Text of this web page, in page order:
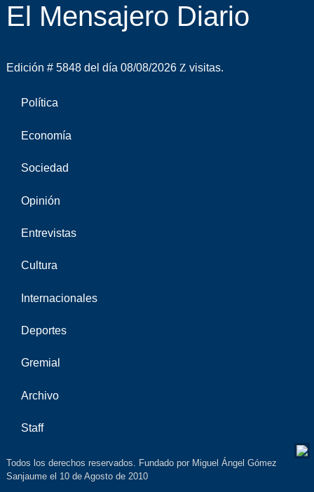
El Mensajero Diario
Edición # 5848 del día 08/08/2026 visitas.
Política
Economía
Sociedad
Opinión
Entrevistas
Cultura
Internacionales
Deportes
Gremial
Archivo
Staff
Todos los derechos reservados. Fundado por Miguel Ángel Gómez
Sanjaume el 10 de Agosto de 2010